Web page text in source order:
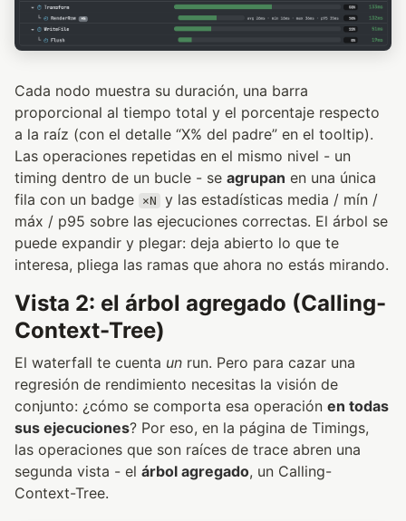
Cada nodo muestra su duración, una barra
proporcional al tiempo total y el porcentaje respecto
a la raíz (con el detalle “X% del padre” en el tooltip).
Las operaciones repetidas en el mismo nivel - un
timing dentro de un bucle - se agrupan en una única
fila con un badge
×N
y las estadísticas media / mín /
máx / p95 sobre las ejecuciones correctas. El árbol se
puede expandir y plegar: deja abierto lo que te
interesa, pliega las ramas que ahora no estás mirando.
Vista 2: el árbol agregado (Calling-
Context-Tree)
El waterfall te cuenta un run. Pero para cazar una
regresión de rendimiento necesitas la visión de
conjunto: ¿cómo se comporta esa operación en todas
sus ejecuciones? Por eso, en la página de Timings,
las operaciones que son raíces de trace abren una
segunda vista - el árbol agregado, un Calling-
Context-Tree.